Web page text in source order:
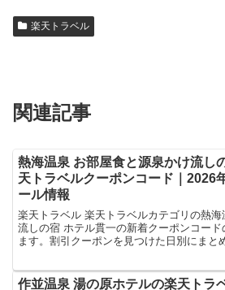
楽天トラベル
関連記事
熱海温泉 お部屋食と源泉かけ流し
天トラベルクーポンコード｜2026
ール情報
楽天トラベル 楽天トラベルカテゴリの熱
流しの宿 ホテル貫一の新着クーポンコー
ます。割引クーポンを見つけた日別にまと
ものが最新の割引クーポンになります。ホ
作並温泉 湯の原ホテルの楽天トラ